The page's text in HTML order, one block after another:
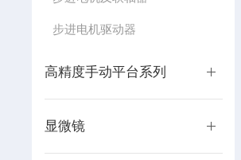
步进电机驱动器
高精度手动平台系列
显微镜